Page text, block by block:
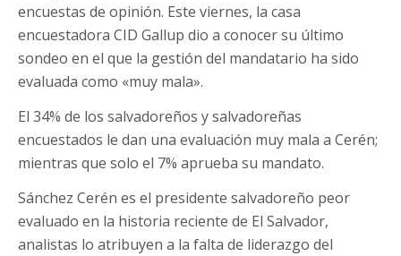
encuestas de opinión. Este viernes, la casa
encuestadora CID Gallup dio a conocer su último
sondeo en el que la gestión del mandatario ha sido
evaluada como «muy mala».
El 34% de los salvadoreños y salvadoreñas
encuestados le dan una evaluación muy mala a Cerén;
mientras que solo el 7% aprueba su mandato.
Sánchez Cerén es el presidente salvadoreño peor
evaluado en la historia reciente de El Salvador,
analistas lo atribuyen a la falta de liderazgo del